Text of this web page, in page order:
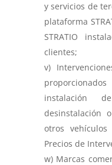
y servicios de
plataforma
STRATIO
clientes;
instalación
desinstalación
otros
Precios de
Marcas